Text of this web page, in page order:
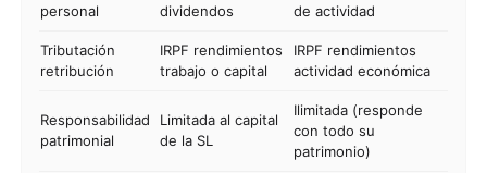
personal
dividendos
de actividad
Tributación
retribución
IRPF rendimientos
trabajo o capital
IRPF rendimientos
actividad económica
Responsabilidad
patrimonial
Limitada al capital
de la SL
Ilimitada (responde
con todo su
patrimonio)